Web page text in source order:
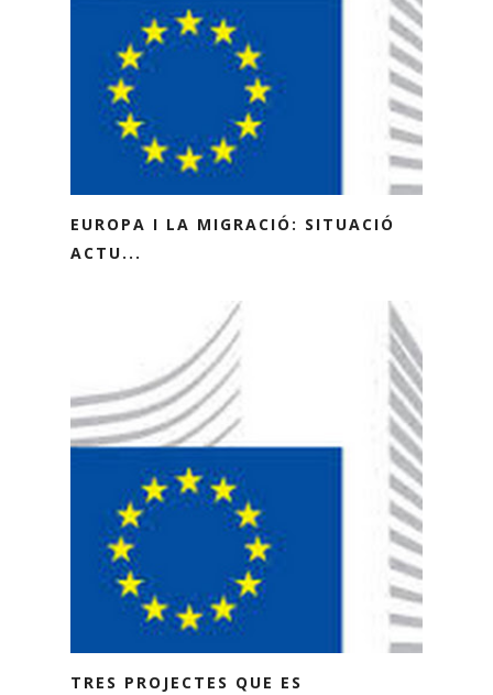
EUROPA I LA MIGRACIÓ: SITUACIÓ
ACTU...
TRES PROJECTES QUE ES